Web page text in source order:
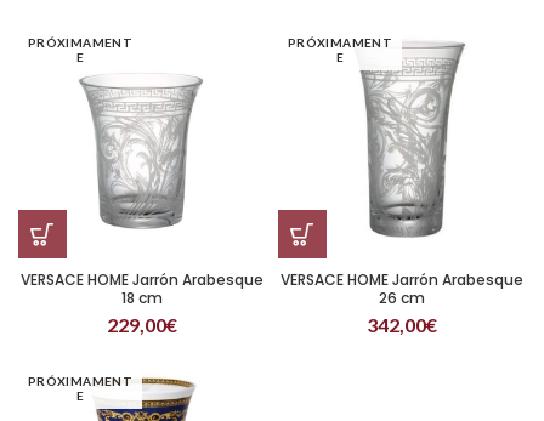
PRÓXIMAMENT
E
VERSACE HOME Jarrón Arabesque
18 cm
229,00€
PRÓXIMAMENT
E
VERSACE HOME Jarrón Arabesque
26 cm
342,00€
PRÓXIMAMENT
E